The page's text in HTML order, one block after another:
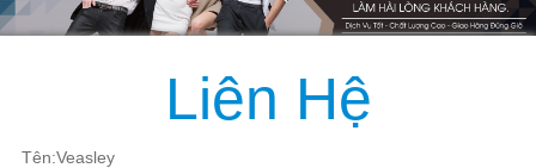
Liên Hệ
Tên:Veasley